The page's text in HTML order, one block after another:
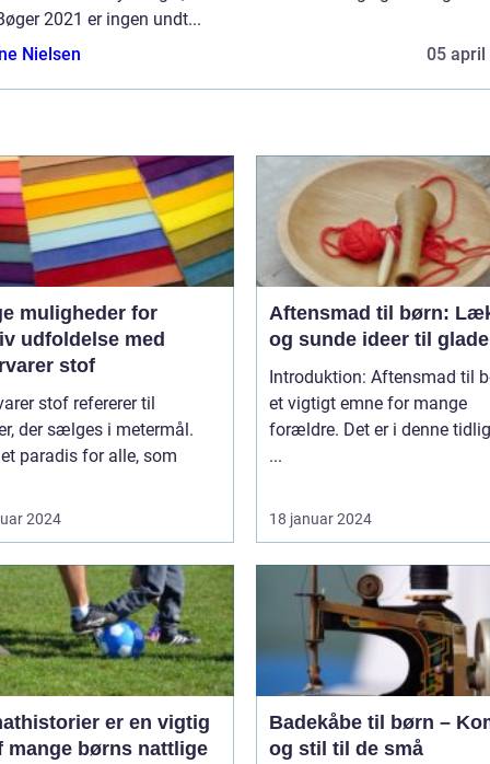
2021 er ingen undt...
Nielsen
05 april
muligheder for
udfoldelse med
stof
stof refererer til
der sælges i metermål.
paradis for alle, som
2024
Aftensmad til børn:
og sunde ideer til
Introduktion: Aftensmad til
et vigtigt emne for mange
forældre. Det er i denne
...
18 januar 2024
er en vigtig
mange børns nattlige
Badekåbe til børn –
og stil til de små